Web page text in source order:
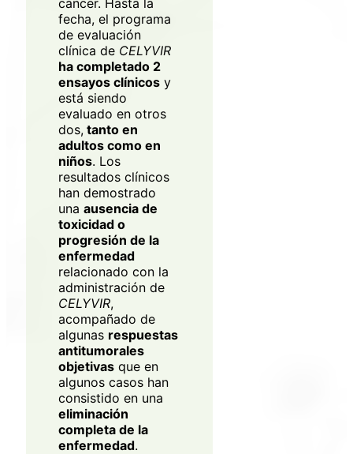
fecha, el programa
de evaluación
clínica de CELYVIR
ha completado 2
ensayos clínicos y
está siendo
evaluado en otros
dos, tanto en
adultos como en
niños. Los
resultados clínicos
han demostrado
una ausencia de
toxicidad o
progresión de la
enfermedad
relacionado con la
administración de
CELYVIR,
acompañado de
algunas respuestas
antitumorales
objetivas que en
algunos casos han
consistido en una
eliminación
completa de la
enfermedad.